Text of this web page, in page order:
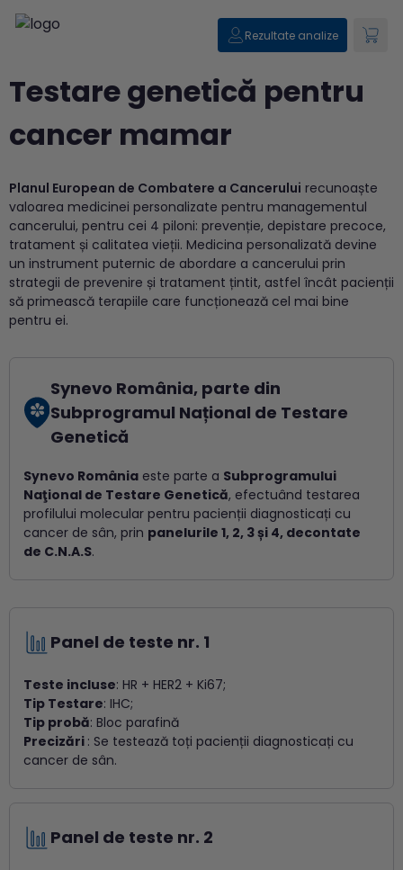
Rezultate analize
Testare genetică pentru
cancer mamar
Planul European de Combatere a Cancerului recunoaște
valoarea medicinei personalizate pentru managementul
cancerului, pentru cei 4 piloni: prevenție, depistare precoce,
tratament și calitatea vieții. Medicina personalizată devine
un instrument puternic de abordare a cancerului prin
strategii de prevenire și tratament țintit, astfel încât pacienții
să primească terapiile care funcționează cel mai bine
pentru ei.
Synevo România, parte din
Subprogramul Național de Testare
Genetică
Synevo România este parte a Subprogramului
Naţional de Testare Genetică, efectuând testarea
profilului molecular pentru pacienții diagnosticați cu
cancer de sân, prin panelurile 1, 2, 3 și 4, decontate
de C.N.A.S.
Panel de teste nr. 1
Teste incluse: HR + HER2 + Ki67;
Tip Testare: IHC;
Tip probă: Bloc parafină
Precizări : Se testează toți pacienții diagnosticați cu
cancer de sân.
Panel de teste nr. 2